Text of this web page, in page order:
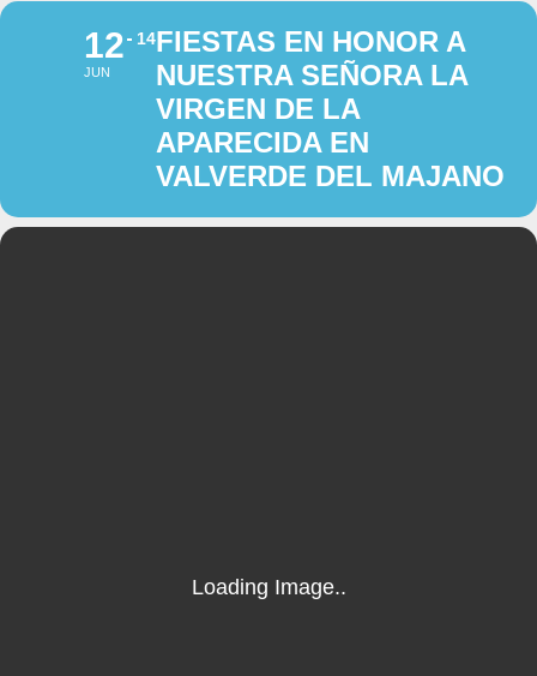
12
JUN
14FIESTAS EN HONOR A
NUESTRA SEÑORA LA
VIRGEN DE LA
APARECIDA EN
VALVERDE DEL MAJANO